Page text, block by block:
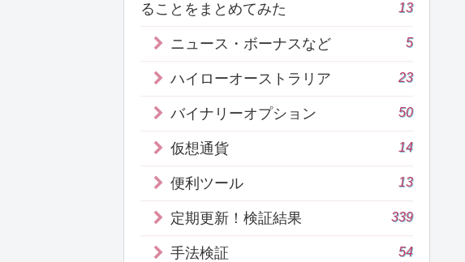
ることをまとめてみた
13
ニュース・ボーナスなど 5
ハイローオーストラリア 23
バイナリーオプション 50
仮想通貨 14
便利ツール 13
定期更新！検証結果 339
手法検証 54